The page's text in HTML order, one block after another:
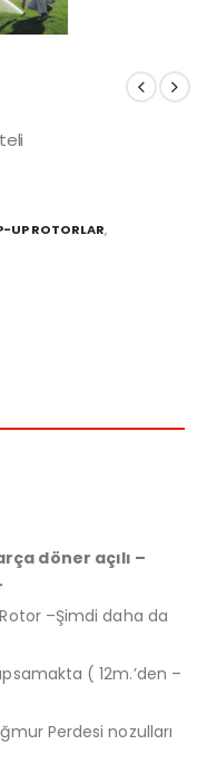
UP ROTORLAR,
döner açılı –
–Şimdi daha da
( 12m.’den –
Perdesi nozulları